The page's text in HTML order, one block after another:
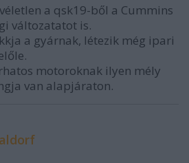
a qsk19-ből a Cummins
változatatot is.
a gyárnak, létezik még ipari
motoroknak ilyen mély
van alapjáraton.